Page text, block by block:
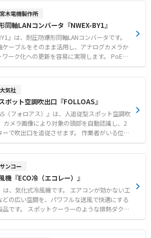
木電機製作所
同軸LANコンバータ『NWEX-BY1』
』は、耐圧防爆形同軸LANコンバータです。
ケーブルをそのまま活用し、アナログカメラか
ワーク化への更新を容易に実現します。 PoE給
応しており、省配線化に貢献します。 伝送距離
用時で最大500m、AC100V電源供給時で最大
BT4」に適合し、第1類および第2類危険場所で
。 【特徴】 ●既存同軸ケーブル
るカメラ更新の容易化 ●PoE給電機能対応によ
の実現 ●PoE給電時500m、AC100V時2000m
第2類危険場
IPネットワーク構築 ●防爆エリアに設置された
グカメラのIP化更新 ●ネットワークカメラの長
気社
ポット空調吹出口『FOLLOAS』
（フォロアス）』は、人追従型スポット空調吹
カメラ画像により対象の頭部を自動認識し、2
ーで吹出口を追従させます。 作業者がいる位置
冷風を届けることで、大空間でも作業環境の快
させます。 対象者の不在時には一定時間後に初
す。 単相AC100Vまたは200V電源があれば設置
ト構造により、短工期での導入に対応しま
動追従機能 ●未検出時の給気停止信号発信等に
化の実現 ●電源確保のみで取り付けが簡単なユ
大空
作業者の個別空調 ●作業者が移動と停止を繰り
ンコー
機『ECO冷（エコレー）』
は、気化式冷風機です。 エアコンが効かない工
どの広い空間を、パワフルな送風で快適にする
品です。 スポットクーラーのような排熱ダクト
が発生しないため、設置場所を選ばず冷やした
なく届けます。 エアコンに比べて低消費電力で